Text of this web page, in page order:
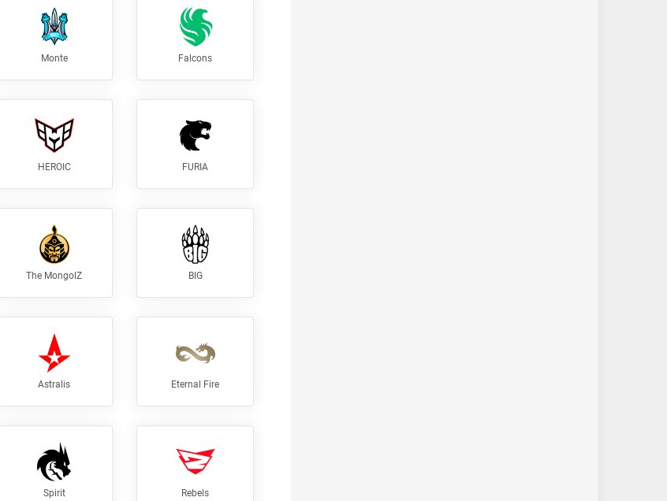
Monte Falcons
HEROIC FURIA
The MongolZ BIG
Astralis Eternal Fire
Spirit Rebels